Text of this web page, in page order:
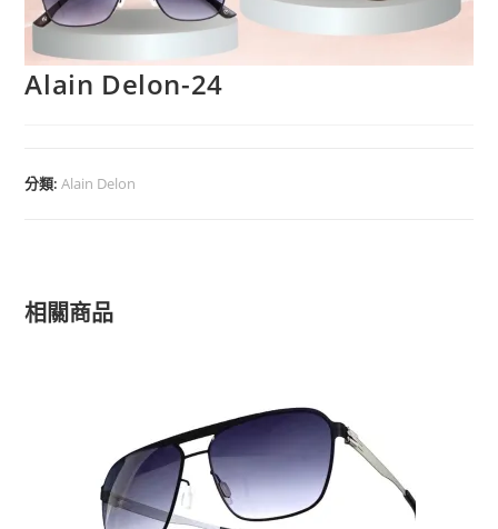
Alain Delon-24
分類:Alain Delon
相關商品